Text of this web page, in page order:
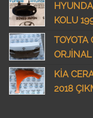
KOLU
TOYOTA
KİA
2018